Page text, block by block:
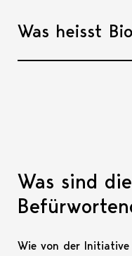
Was heisst
Was sind
Wie von der